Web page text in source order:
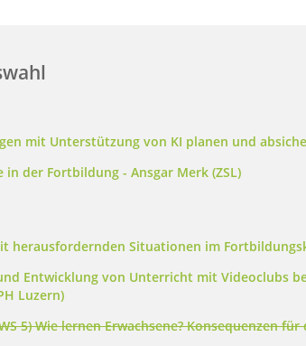
mit Unterstützung von KI planen und
in der Fortbildung - Ansgar Merk (ZSL)
herausfordernden Situationen im
Entwicklung von Unterricht mit Videoclubs
Luzern)
5) Wie lernen Erwachsene? Konsequenzen